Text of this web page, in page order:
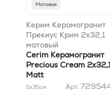
Матовая
Керим Керамогранит
Прекиус Крим 2x32,1
матовый
Cerim Керамогранит
Precious Cream
Matt
5x35см Арт.